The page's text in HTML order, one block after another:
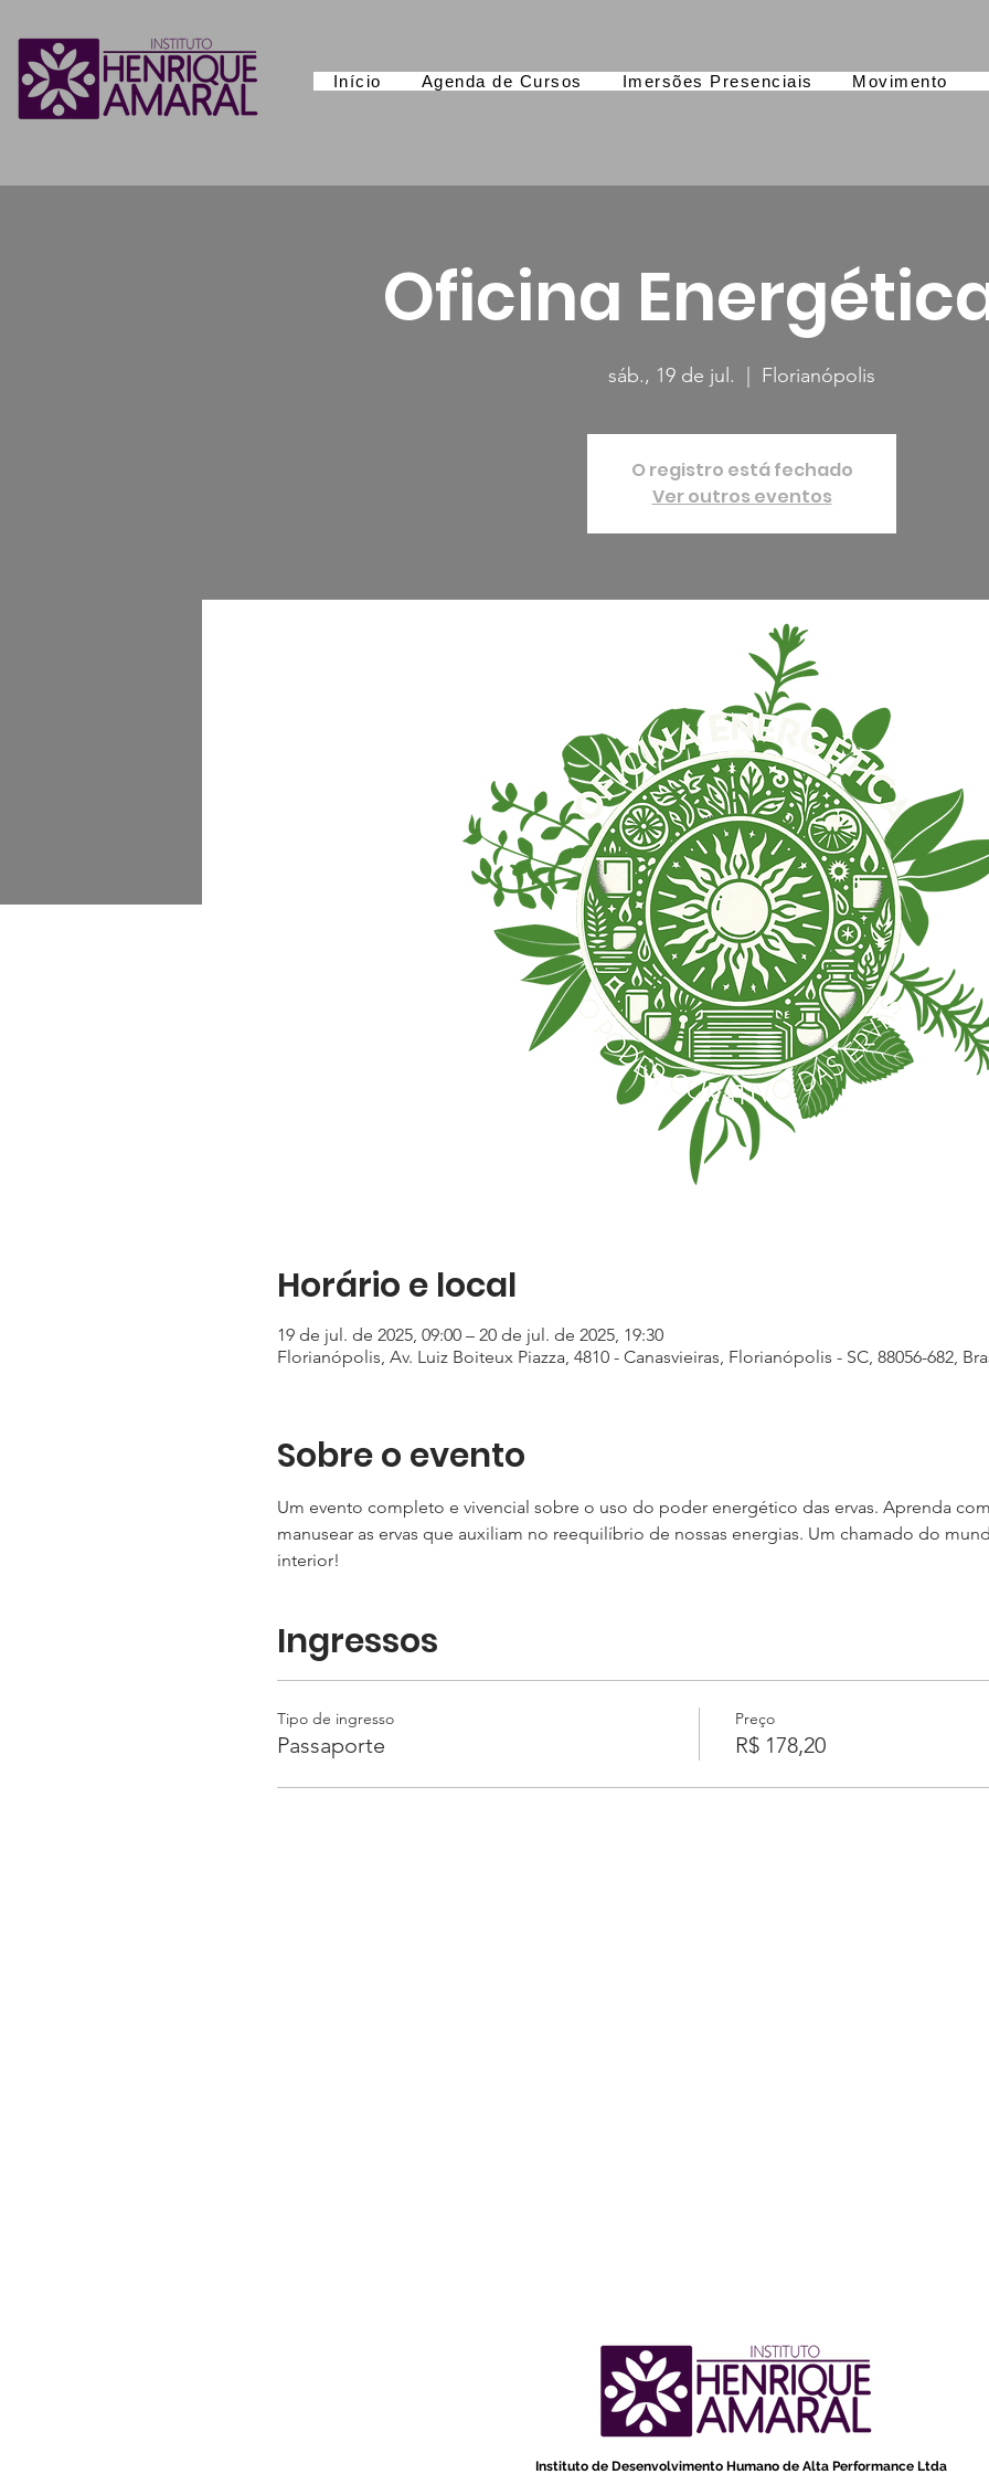
Início Agenda de Cursos Imersões Presenciais Movimento
Oficina
sáb., 19 de jul. Florianópolis
O registro está fechado
Ver outros eventos
Horário e local
19 de jul. de 2025, 09:00 – 20 de jul. de 2025, 19:30
Florianópolis, Av. Luiz Boiteux Piazza, 4810 - Canasvieiras, Florianópolis - SC, 88056-682,
Sobre o evento
Um evento completo e vivencial sobre o uso do poder energético das ervas. Aprenda
manusear as ervas que auxiliam no reequilíbrio de nossas energias. Um chamado do
interior!
Ingressos
Tipo de ingresso
Passaporte
Preço
R$ 178,20
Instituto de Desenvolvimento Humano de Alta Performance Ltda